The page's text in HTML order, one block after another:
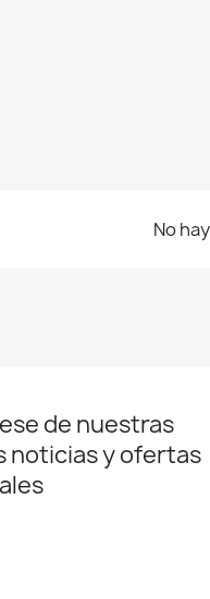
No
de nuestras
noticias y ofertas